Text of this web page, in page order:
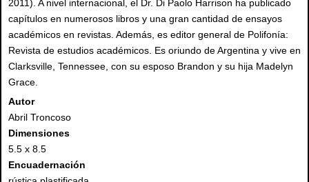
2011). A nivel internacional, el Dr. Di Paolo Harrison ha publicado
capítulos en numerosos libros y una gran cantidad de ensayos
académicos en revistas. Además, es editor general de Polifonía:
Revista de estudios académicos. Es oriundo de Argentina y vive en
Clarksville, Tennessee, con su esposo Brandon y su hija Madelyn
Grace.
Autor
Abril Troncoso
Dimensiones
5.5 x 8.5
Encuadernación